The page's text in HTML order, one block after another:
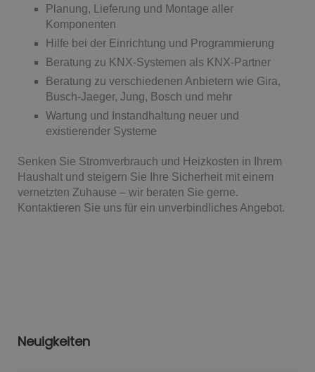
Planung, Lieferung und Montage aller
Komponenten
Hilfe bei der Einrichtung und Programmierung
Beratung zu KNX-Systemen als KNX-Partner
Beratung zu verschiedenen Anbietern wie Gira,
Busch-Jaeger, Jung, Bosch und mehr
Wartung und Instandhaltung neuer und
existierender Systeme
Senken Sie Stromverbrauch und Heizkosten in Ihrem
Haushalt und steigern Sie Ihre Sicherheit mit einem
vernetzten Zuhause – wir beraten Sie gerne.
Kontaktieren Sie uns für ein unverbindliches Angebot.
Neuigkeiten